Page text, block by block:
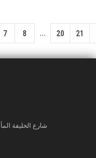
7 8 ... 20 21
شارع الخليفة